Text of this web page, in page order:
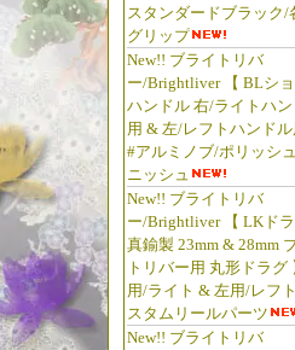
スタンダードブラック/
グリップ
New!! ブライトリバ
ー/Brightliver 【 BLショ
ハンドル 右/ライトハ
用 & 左/レフトハンドル
#アルミノブ/ポリッシ
ニッシュ
New!! ブライトリバ
ー/Brightliver 【 LKド
真鍮製 23mm & 28mm
トリバー用 丸形ドラグ
用/ライト & 左用/レフ
スタムリールパーツ
New!! ブライトリバ